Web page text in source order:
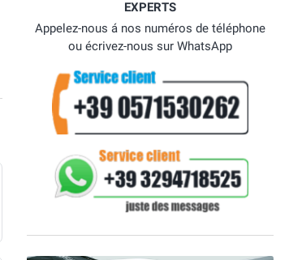
EXPERTS
Appelez-nous á nos numéros de téléphone
ou écrivez-nous sur WhatsApp